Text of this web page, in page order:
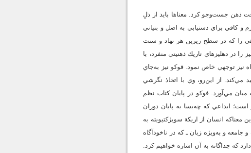
ذهن جست‌وجو كرد. معناها بايد از دلِ
و كافي براي دستيابي به اصل و بنياني
را كه در سطح زيرين هر نهاد و سنت
در دهليزهاي تاريك ذهنيتي منفرد، با
نيز توجهي خاص نمود. فوكو نيز به‌جاي
مي‌كند. از اين‌رو، وي با اتخاذ نگرشي
مي‌آورد. فوكو در پايان كتاب نظم
ابداعي كه چه‌بسا به پايان دوران
انسان از اريكة سوبژكتيويته به
و به‌ويژه زبان ـ كه در ناخودآگاه
كه جداگانه به آن اشاره خواهيم كرد.